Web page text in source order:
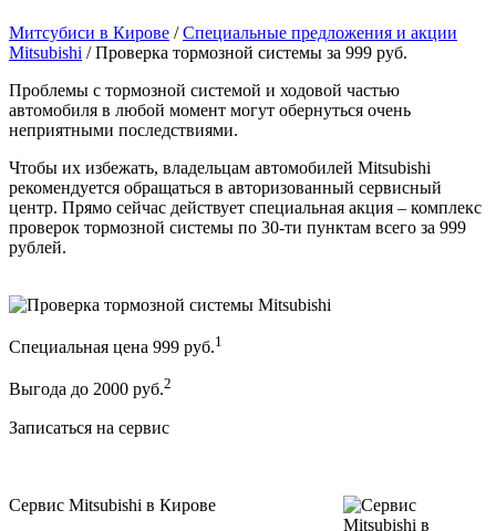
Митсубиси в Кирове / Специальные предложения и акции
Mitsubishi /Проверка тормозной системы за 999 руб.
Проблемы с тормозной системой и ходовой частью
автомобиля в любой момент могут обернуться очень
неприятными последствиями.
Чтобы их избежать, владельцам автомобилей Mitsubishi
рекомендуется обращаться в авторизованный сервисный
центр. Прямо сейчас действует специальная акция – комплекс
проверок тормозной системы по 30-ти пунктам всего за 999
рублей.
Специальная цена 999 руб.1
Выгода до 2000 руб.2
Записаться на сервис
Сервис Mitsubishi в Кирове